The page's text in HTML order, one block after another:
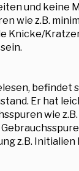
und keine
wie z.B.
Knicke/
befindet
Er hat
wie
z.B. Initialien